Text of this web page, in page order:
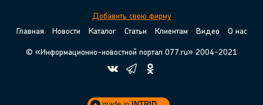
Добавить свою фирму
Главная
Новости Каталог Статьи Клиентам Видео О нас
© «Информационно-новостной портал 077.ru» 2004-2021